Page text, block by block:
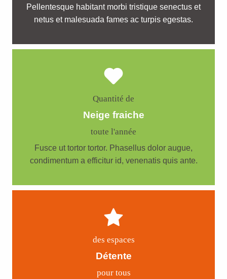
Pellentesque habitant morbi tristique senectus et
netus et malesuada fames ac turpis egestas.
Quantité de
Neige fraiche
toute l'année
Fusce ut tortor tortor. Phasellus dolor augue,
condimentum a efficitur id, venenatis quis ante.
des espaces
Détente
pour tous